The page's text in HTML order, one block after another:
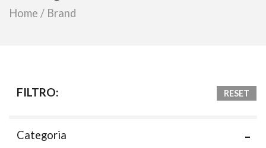
Home / Brand
FILTRO: RESET
Categoria